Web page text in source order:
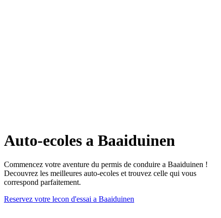
Auto-ecoles a Baaiduinen
Commencez votre aventure du permis de conduire a Baaiduinen !
Decouvrez les meilleures auto-ecoles et trouvez celle qui vous
correspond parfaitement.
Reservez votre lecon d'essai a Baaiduinen